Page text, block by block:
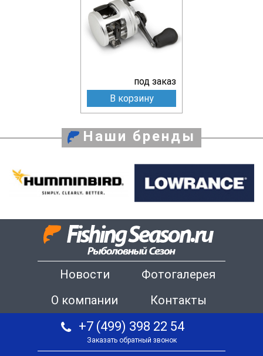
под заказ
В корзину
Наши бренды
Новости
Фотогалерея
О компании
Контакты
+7 (499) 398 22 54
Заказать обратный звонок